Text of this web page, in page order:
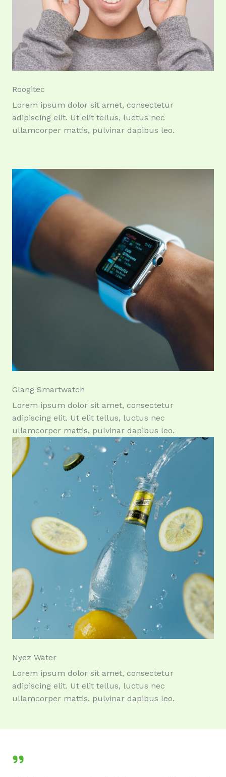
Roogitec
Lorem ipsum dolor sit amet, consectetur
adipiscing elit. Ut elit tellus, luctus nec
ullamcorper mattis, pulvinar dapibus leo.
Glang Smartwatch
Lorem ipsum dolor sit amet, consectetur
adipiscing elit. Ut elit tellus, luctus nec
ullamcorper mattis, pulvinar dapibus leo.
Nyez Water
Lorem ipsum dolor sit amet, consectetur
adipiscing elit. Ut elit tellus, luctus nec
ullamcorper mattis, pulvinar dapibus leo.